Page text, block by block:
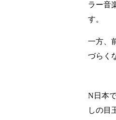
ラー音
す。
一方、
づらく
N日本
しの目